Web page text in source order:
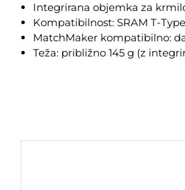
Integrirana objemka za
Kompatibilnost: SRAM T-
MatchMaker kompatibilno:
Teža: približno 145 g (z